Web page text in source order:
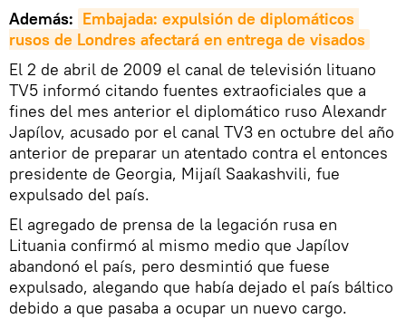
Además: Embajada: expulsión de diplomáticos
rusos de Londres afectará en entrega de visados
El 2 de abril de 2009 el canal de televisión lituano
TV5 informó citando fuentes extraoficiales que a
fines del mes anterior el diplomático ruso Alexandr
Japílov, acusado por el canal TV3 en octubre del año
anterior de preparar un atentado contra el entonces
presidente de Georgia, Mijaíl Saakashvili, fue
expulsado del país.
El agregado de prensa de la legación rusa en
Lituania confirmó al mismo medio que Japílov
abandonó el país, pero desmintió que fuese
expulsado, alegando que había dejado el país báltico
debido a que pasaba a ocupar un nuevo cargo.